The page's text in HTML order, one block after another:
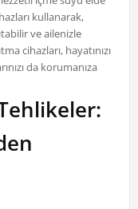
kullanarak,
ve ailenizle
cihazları, hayatınızı
da korumanıza